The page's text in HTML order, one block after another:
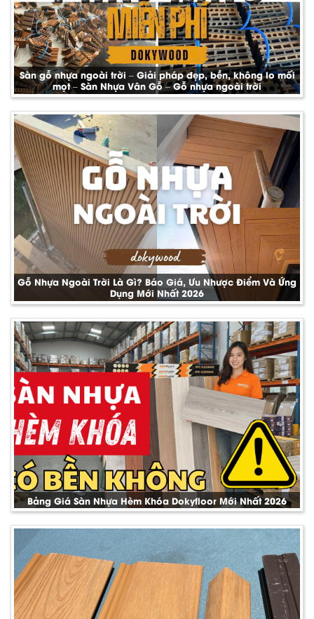
Sàn gỗ nhựa ngoài trời – Giải pháp đẹp, bền, không lo mối
mọt – Sàn Nhựa Vân Gỗ – Gỗ nhựa ngoài trời
Gỗ Nhựa Ngoài Trời Là Gì? Báo Giá, Ưu Nhược Điểm Và Ứng
Dụng Mới Nhất 2026
Bảng Giá Sàn Nhựa Hèm Khóa Dokyfloor Mới Nhất 2026